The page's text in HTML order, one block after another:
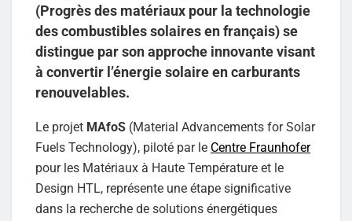
(Progrès des matériaux pour la technologie
des combustibles solaires en français) se
distingue par son approche innovante visant
à convertir l’énergie solaire en carburants
renouvelables.
Le projet MAfoS (Material Advancements for Solar
Fuels Technology), piloté par le Centre Fraunhofer
pour les Matériaux à Haute Température et le
Design HTL, représente une étape significative
dans la recherche de solutions énergétiques